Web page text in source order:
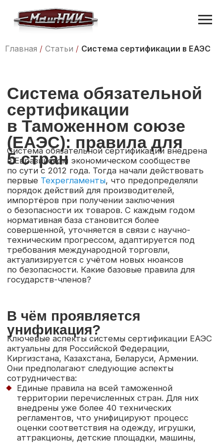
Главная / Статьи / Система сертификации в ЕАЭС
Ключевые аспекты системы сертификации ЕАЭС
актуальны для Российской Федерации,
Киргизстана, Казахстана, Беларуси, Армении.
Они предполагают следующие аспекты
сотрудничества:
Единые правила на всей таможенной
территории перечисленных стран. Для них
аттракционы, детские площадки, машины,
агрегаты, оборудование, бьюти-товары,
пищевые продукты, средства защиты,
промышленные товары, разные виды
транспорта, мебель, смазочные
материалы, опасные вещества и прочее
Регламентированные требования по выбору
формы легализации. По общему правилу
сертификат соответствия оформляется
на продукцию повышенной опасности, что
требует строгой проверки как в целом, так
и покомпонентно. Декларация
о соответствии выписывается на более
широкий ряд товаров. За их безопасность
и соответствие ТР ТС ответственность
несёт заявитель. Обычно нормативные
документы определяют чёткий перечень,
когда нужна сертификация, а когда
достаточно и декларирования
в Таможенном союзе
(ЕАЭС): правила для
5 стран
Система обязательной сертификации внедрена
в Евразийском экономическом сообществе
по сути с 2012 года. Тогда начали действовать
первые Техрегламенты, что предопределяли
порядок действий для производителей,
импортёров при получении заключения
о безопасности их товаров. С каждым годом
нормативная база становится более
совершенной, уточняется в связи с научно-
техническим прогрессом, адаптируется под
требования международной торговли,
актуализируется с учётом новых нюансов
по безопасности. Какие базовые правила для
государств-членов?
В чём проявляется
унификация?